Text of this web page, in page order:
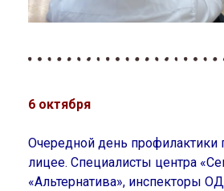
6 октября
Очередной день профилактики
лицее. Специалисты центра
«Альтернатива», инспекторы